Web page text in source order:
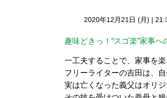
2020年12月21日 (月) |
趣味どきっ！“スゴ楽”家事へ
一工夫することで、家事を
フリーライターの吉田は、
実は亡くなった義父はオリ